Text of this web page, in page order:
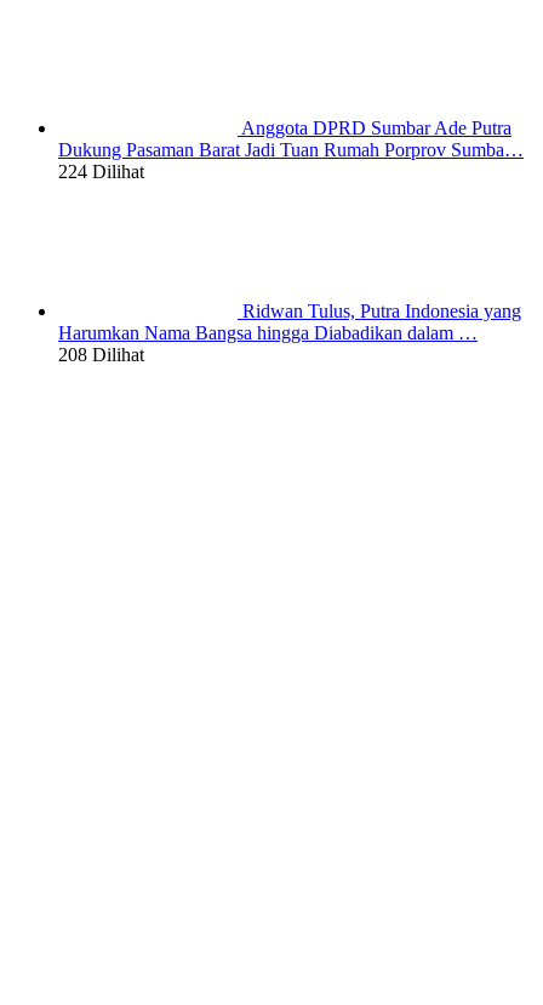
Anggota DPRD Sumbar Ade Putra
Dukung Pasaman Barat Jadi Tuan Rumah Porprov Sumba…
224 Dilihat
Ridwan Tulus, Putra Indonesia yang
Harumkan Nama Bangsa hingga Diabadikan dalam …
208 Dilihat